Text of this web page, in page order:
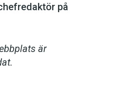
på
är